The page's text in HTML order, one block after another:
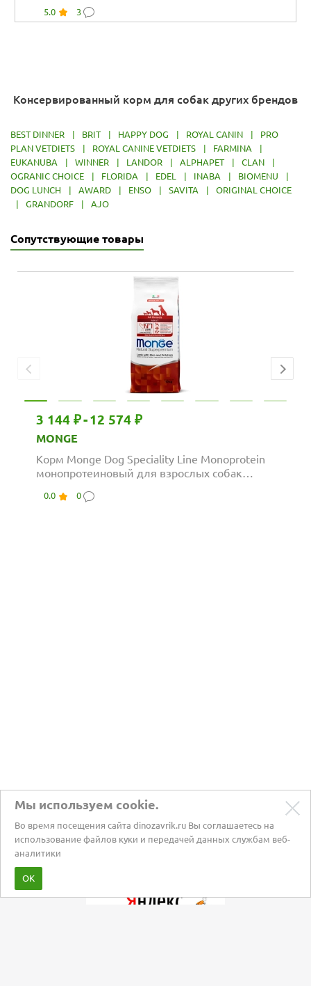
5.0 3
Консервированный корм для собак других брендов
BEST DINNER | BRIT | HAPPY DOG | ROYAL CANIN |
PRO
PLAN VETDIETS
| ROYAL CANINE VETDIETS | FARMINA
|
EUKANUBA
| WINNER | LANDOR | ALPHAPET | CLAN
|
OGRANIC CHOICE
| FLORIDA | EDEL | INABA | BIOMENU
|
DOG LUNCH
| AWARD | ENSO | SAVITA |
ORIGINAL CHOICE
|
GRANDORF | AJO
Сопутствующие товары
3 144 ₽-12 574 ₽
MONGE
Корм Monge Dog Speciality Line Monoprotein
монопротеиновый для взрослых собак
0.0 0
Мы используем cookie.
Во время посещения сайта dinozavrik.ru Вы соглашаетесь на
использование файлов куки и передачей данных службам веб-
аналитики
ОК